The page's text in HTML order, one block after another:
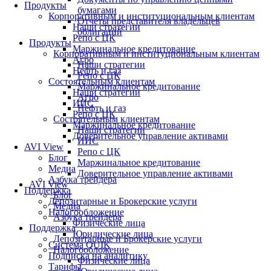
Продукты
Корпоративным и институциональным клиентам
Наши стратегии
Репо с ЦК
Маржинальное кредитование
Агро
Нефть и газ
Состоятельным клиентам
Наши стратегии
ИИС
Репо с ЦК
Маржинальное кредитование
Доверительное управление активами
AVI View
Блог
Медиа
Азбука трейдера
Поддержка
Депозитарные и Брокерские услуги
Налогообложение
Физические лица
Юридические лица
Система QUIK
Подписка на аналитику
Тарифы
бумагами
Отчеты представителя владельцев
облигаций
Продукты
Корпоративным и институциональным клиентам
Наши стратегии
Репо с ЦК
Маржинальное кредитование
Агро
Нефть и газ
Состоятельным клиентам
Наши стратегии
ИИС
Репо с ЦК
Маржинальное кредитование
Доверительное управление активами
AVI View
Блог
Медиа
Азбука трейдера
Поддержка
Депозитарные и Брокерские услуги
Налогообложение
Физические лица